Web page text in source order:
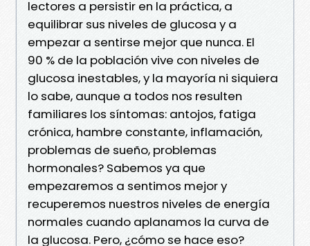
lectores a persistir en la práctica, a
equilibrar sus niveles de glucosa y a
empezar a sentirse mejor que nunca. El
90 % de la población vive con niveles de
glucosa inestables, y la mayoría ni siquiera
lo sabe, aunque a todos nos resulten
familiares los síntomas: antojos, fatiga
crónica, hambre constante, inflamación,
problemas de sueño, problemas
hormonales? Sabemos ya que
empezaremos a sentimos mejor y
recuperemos nuestros niveles de energía
normales cuando aplanamos la curva de
la glucosa. Pero, ¿cómo se hace eso?